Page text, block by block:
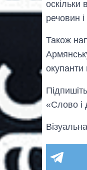
оскільки
речовин
Також
окупанти
«Слово і